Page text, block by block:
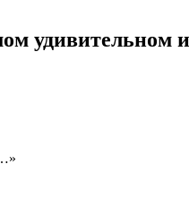
удивительном